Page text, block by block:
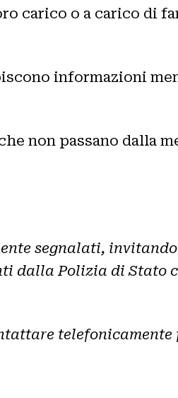
carico o a carico di
informazioni
non passano dalla
segnalati,
dalla Polizia di Stato